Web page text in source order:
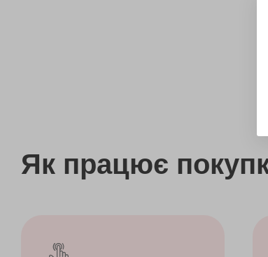
Як працює